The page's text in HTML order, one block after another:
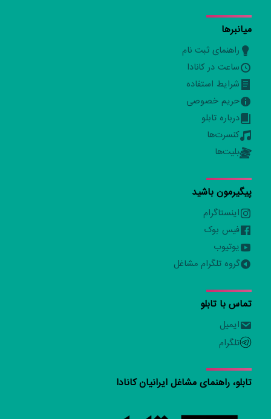
میانبرها
راهنمای ثبت نام
ساعت در کانادا
شرایط استفاده
حریم خصوصی
درباره تابلو
کنسرت‌ها
بلیت‌ها
پیگیرمون باشید
اینستاگرام
فیس بوک
یوتیوب
گروه تلگرام مشاغل
تماس با تابلو
ایمیل
تلگرام
تابلو، راهنمای مشاغل ایرانیان کانادا